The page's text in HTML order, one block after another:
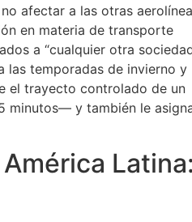
afectar a las otras
en materia de transporte
a “cualquier otra
las temporadas de invierno y
el trayecto controlado de un
minutos― y también le
Latina: